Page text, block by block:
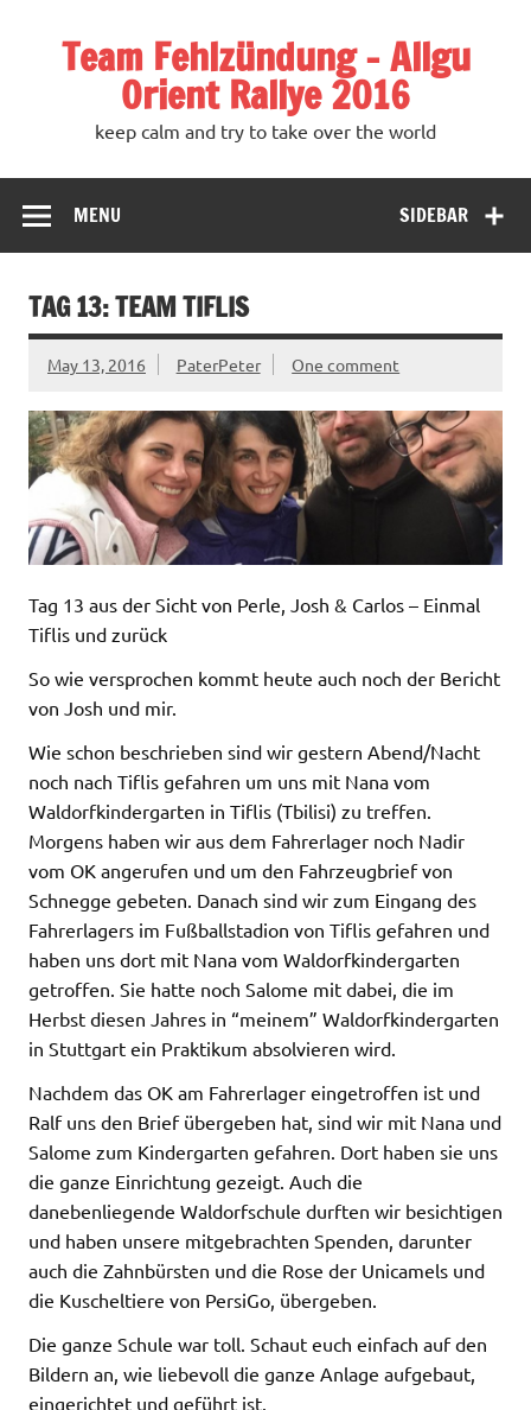
Team Fehlzündung – Allgu
Orient Rallye 2016
keep calm and try to take over the world
SIDEBAR
MENU
TAG 13: TEAM TIFLIS
May 13, 2016 PaterPeter One comment
Tag 13 aus der Sicht von Perle, Josh & Carlos – Einmal
Tiflis und zurück
So wie versprochen kommt heute auch noch der Bericht
von Josh und mir.
Wie schon beschrieben sind wir gestern Abend/Nacht
noch nach Tiflis gefahren um uns mit Nana vom
Waldorfkindergarten in Tiflis (Tbilisi) zu treffen.
Morgens haben wir aus dem Fahrerlager noch Nadir
vom OK angerufen und um den Fahrzeugbrief von
Schnegge gebeten. Danach sind wir zum Eingang des
Fahrerlagers im Fußballstadion von Tiflis gefahren und
haben uns dort mit Nana vom Waldorfkindergarten
getroffen. Sie hatte noch Salome mit dabei, die im
Herbst diesen Jahres in “meinem” Waldorfkindergarten
in Stuttgart ein Praktikum absolvieren wird.
Nachdem das OK am Fahrerlager eingetroffen ist und
Ralf uns den Brief übergeben hat, sind wir mit Nana und
Salome zum Kindergarten gefahren. Dort haben sie uns
die ganze Einrichtung gezeigt. Auch die
danebenliegende Waldorfschule durften wir besichtigen
und haben unsere mitgebrachten Spenden, darunter
auch die Zahnbürsten und die Rose der Unicamels und
die Kuscheltiere von PersiGo, übergeben.
Die ganze Schule war toll. Schaut euch einfach auf den
Bildern an, wie liebevoll die ganze Anlage aufgebaut,
eingerichtet und geführt ist.